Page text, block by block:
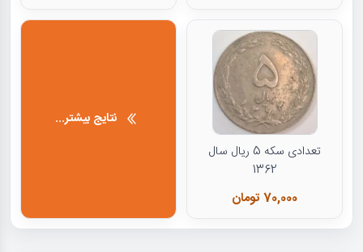
تعدادی سکه 5 ریال سال
1362
70,000 تومان
نتایج بیشتر...